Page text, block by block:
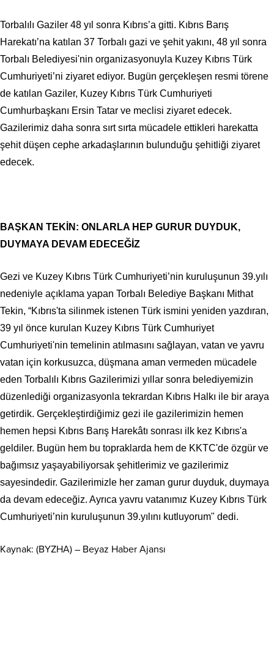
Torbalılı Gaziler 48 yıl sonra Kıbrıs’a gitti. Kıbrıs Barış
Harekatı’na katılan 37 Torbalı gazi ve şehit yakını, 48 yıl sonra
Torbalı Belediyesi'nin organizasyonuyla Kuzey Kıbrıs Türk
Cumhuriyeti’ni ziyaret ediyor. Bugün gerçekleşen resmi törene
de katılan Gaziler, Kuzey Kıbrıs Türk Cumhuriyeti
Cumhurbaşkanı Ersin Tatar ve meclisi ziyaret edecek.
Gazilerimiz daha sonra sırt sırta mücadele ettikleri harekatta
şehit düşen cephe arkadaşlarının bulunduğu şehitliği ziyaret
edecek.
BAŞKAN TEKİN: ONLARLA HEP GURUR DUYDUK,
DUYMAYA DEVAM EDECEĞİZ
Gezi ve Kuzey Kıbrıs Türk Cumhuriyeti’nin kuruluşunun 39.yılı
nedeniyle açıklama yapan Torbalı Belediye Başkanı Mithat
Tekin, “Kıbrıs'ta silinmek istenen Türk ismini yeniden yazdıran,
39 yıl önce kurulan Kuzey Kıbrıs Türk Cumhuriyet
Cumhuriyeti'nin temelinin atılmasını sağlayan, vatan ve yavru
vatan için korkusuzca, düşmana aman vermeden mücadele
eden Torbalılı Kıbrıs Gazilerimizi yıllar sonra belediyemizin
düzenlediği organizasyonla tekrardan Kıbrıs Halkı ile bir araya
getirdik. Gerçekleştirdiğimiz gezi ile gazilerimizin hemen
hemen hepsi Kıbrıs Barış Harekâtı sonrası ilk kez Kıbrıs'a
geldiler. Bugün hem bu topraklarda hem de KKTC'de özgür ve
bağımsız yaşayabiliyorsak şehitlerimiz ve gazilerimiz
sayesindedir. Gazilerimizle her zaman gurur duyduk, duymaya
da devam edeceğiz. Ayrıca yavru vatanımız Kuzey Kıbrıs Türk
Cumhuriyeti’nin kuruluşunun 39.yılını kutluyorum" dedi.
Kaynak: (BYZHA) – Beyaz Haber Ajansı